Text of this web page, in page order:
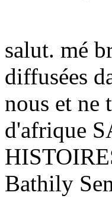
salut. mé
diffusées
nous et ne
d'afrique
Bathily